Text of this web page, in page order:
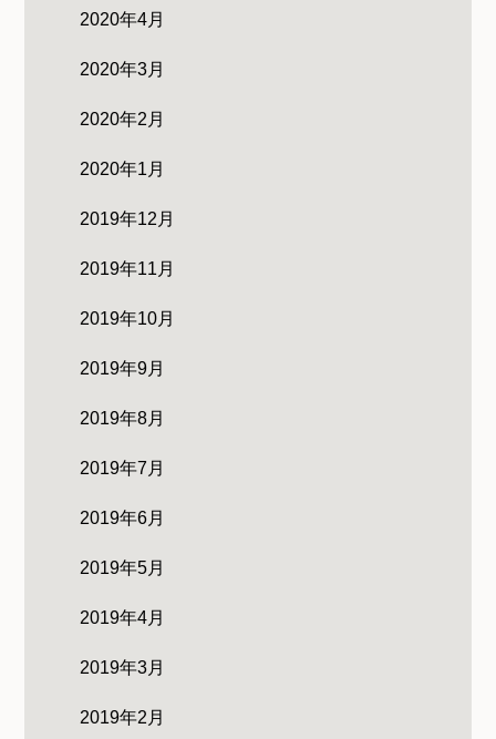
2020年4月
2020年3月
2020年2月
2020年1月
2019年12月
2019年11月
2019年10月
2019年9月
2019年8月
2019年7月
2019年6月
2019年5月
2019年4月
2019年3月
2019年2月